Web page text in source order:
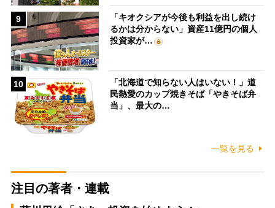
9
「キオクシアが今後も利益を出し続け
るかは分からない」資産11億円の個人
投資家が…
10
「北海道で知らない人はいない！」道
民熱愛のカップ焼きそば「やきそば弁
当」、最大の…
一覧を見る
注目の著者・連載